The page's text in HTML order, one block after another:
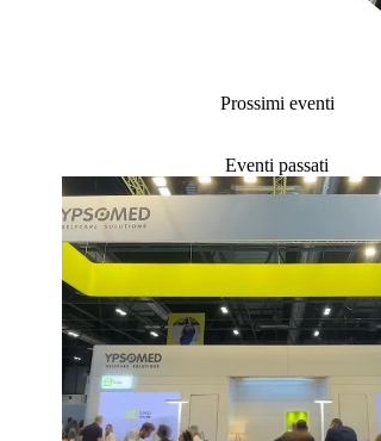
Prossimi eventi
Eventi passati